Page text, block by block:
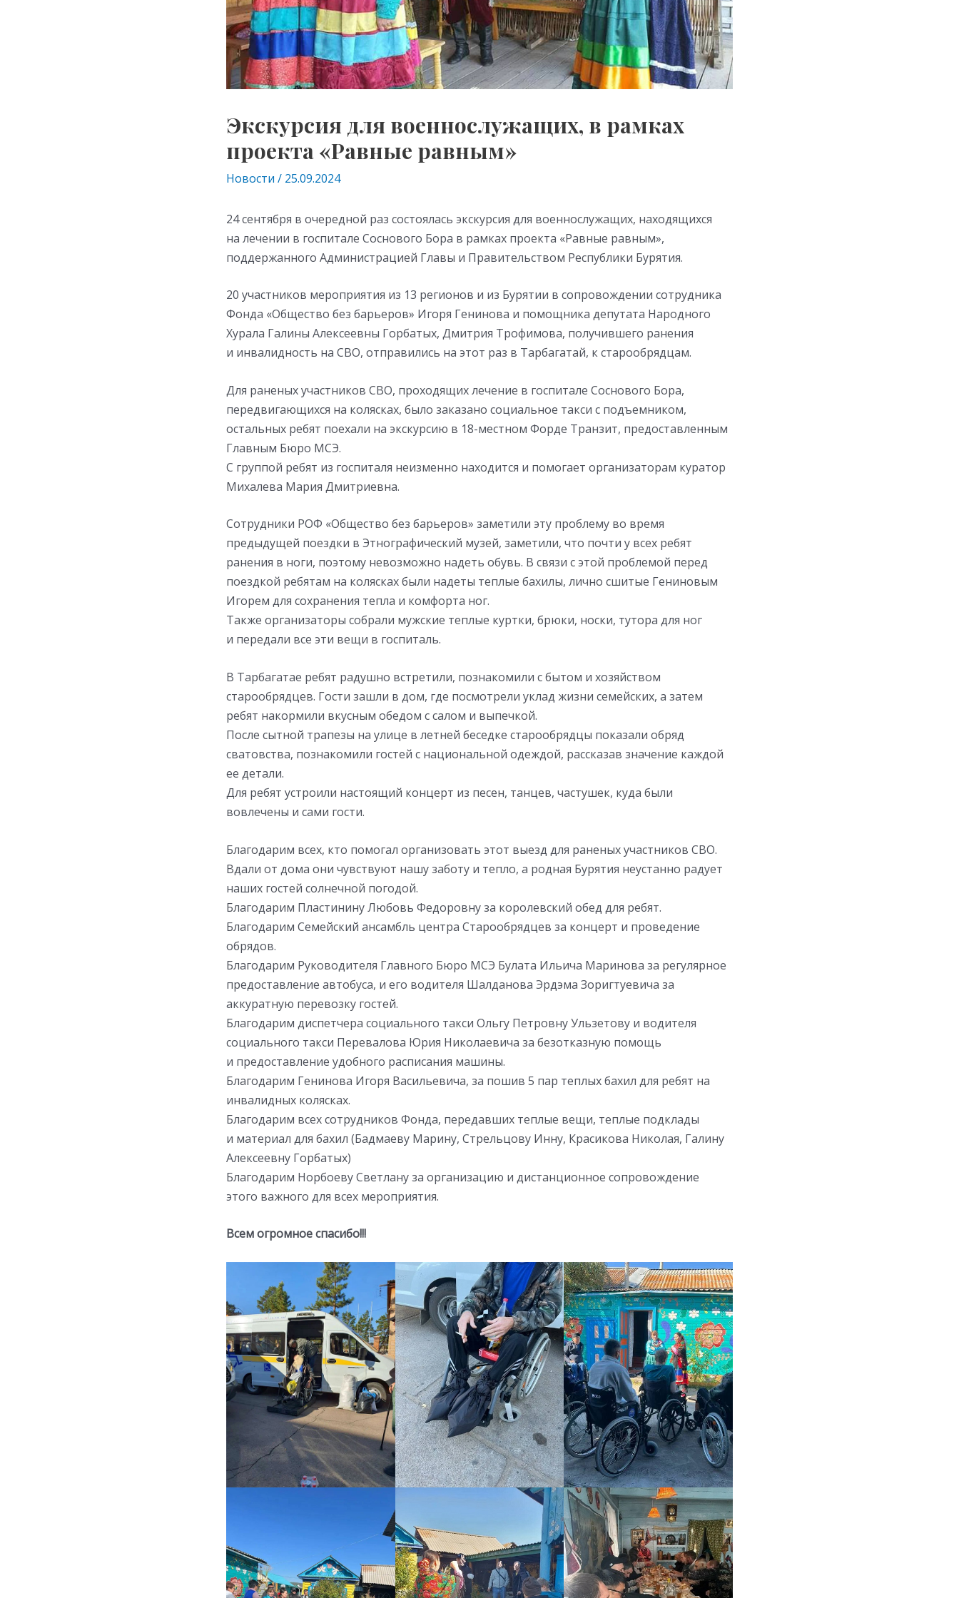
Экскурсия для военнослужащих, в рамках
проекта «Равные равным»
Новости / 25.09.2024
24 сентября в очередной раз состоялась экскурсия для военнослужащих, находящихся
на лечении в госпитале Соснового Бора в рамках проекта «Равные равным»,
поддержанного Администрацией Главы и Правительством Республики Бурятия.
20 участников мероприятия из 13 регионов и из Бурятии в сопровождении сотрудника
Фонда «Общество без барьеров» Игоря Генинова и помощника депутата Народного
Хурала Галины Алексеевны Горбатых, Дмитрия Трофимова, получившего ранения
и инвалидность на СВО, отправились на этот раз в Тарбагатай, к старообрядцам.
Для раненых участников СВО, проходящих лечение в госпитале Соснового Бора,
передвигающихся на колясках, было заказано социальное такси с подъемником,
остальных ребят поехали на экскурсию в 18-местном Форде Транзит, предоставленным
Главным Бюро МСЭ.
С группой ребят из госпиталя неизменно находится и помогает организаторам куратор
Михалева Мария Дмитриевна.
Сотрудники РОФ «Общество без барьеров» заметили эту проблему во время
предыдущей поездки в Этнографический музей, заметили, что почти у всех ребят
ранения в ноги, поэтому невозможно надеть обувь. В связи с этой проблемой перед
поездкой ребятам на колясках были надеты теплые бахилы, лично сшитые Гениновым
Игорем для сохранения тепла и комфорта ног.
Также организаторы собрали мужские теплые куртки, брюки, носки, тутора для ног
и передали все эти вещи в госпиталь.
В Тарбагатае ребят радушно встретили, познакомили с бытом и хозяйством
старообрядцев. Гости зашли в дом, где посмотрели уклад жизни семейских, а затем
ребят накормили вкусным обедом с салом и выпечкой.
После сытной трапезы на улице в летней беседке старообрядцы показали обряд
сватовства, познакомили гостей с национальной одеждой, рассказав значение каждой
ее детали.
Для ребят устроили настоящий концерт из песен, танцев, частушек, куда были
вовлечены и сами гости.
Благодарим всех, кто помогал организовать этот выезд для раненых участников СВО.
Вдали от дома они чувствуют нашу заботу и тепло, а родная Бурятия неустанно радует
наших гостей солнечной погодой.
Благодарим Пластинину Любовь Федоровну за королевский обед для ребят.
Благодарим Семейский ансамбль центра Старообрядцев за концерт и проведение
обрядов.
Благодарим Руководителя Главного Бюро МСЭ Булата Ильича Маринова за регулярное
предоставление автобуса, и его водителя Шалданова Эрдэма Зоригтуевича за
аккуратную перевозку гостей.
Благодарим диспетчера социального такси Ольгу Петровну Ульзетову и водителя
социального такси Перевалова Юрия Николаевича за безотказную помощь
и предоставление удобного расписания машины.
Благодарим Генинова Игоря Васильевича, за пошив 5 пар теплых бахил для ребят на
инвалидных колясках.
Благодарим всех сотрудников Фонда, передавших теплые вещи, теплые подклады
и материал для бахил (Бадмаеву Марину, Стрельцову Инну, Красикова Николая, Галину
Алексеевну Горбатых)
Благодарим Норбоеву Светлану за организацию и дистанционное сопровождение
этого важного для всех мероприятия.
Всем огромное спасибо!!!